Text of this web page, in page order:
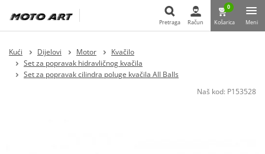
Pretraga Račun
0
Košarica Meni
Kući Dijelovi Motor
Kvačilo
Set za popravak hidravličnog kvačila
Set za popravak cilindra poluge kvačila All Balls
Naš kod: P153528